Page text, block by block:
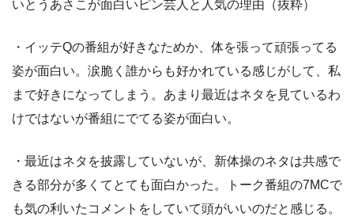
いとうあさこが面白いピン芸人と人気の理由（抜粋）
・イッテQの番組が好きなためか、体を張って頑張ってる
姿が面白い。涙脆く誰からも好かれている感じがして、私
まで好きになってしまう。あまり最近はネタを見ているわ
けではないが番組にでてる姿が面白い。
・最近はネタを披露していないが、新体操のネタは共感で
きる部分が多くてとても面白かった。トーク番組の7MCで
も気の利いたコメントをしていて頭がいいのだと感じる。